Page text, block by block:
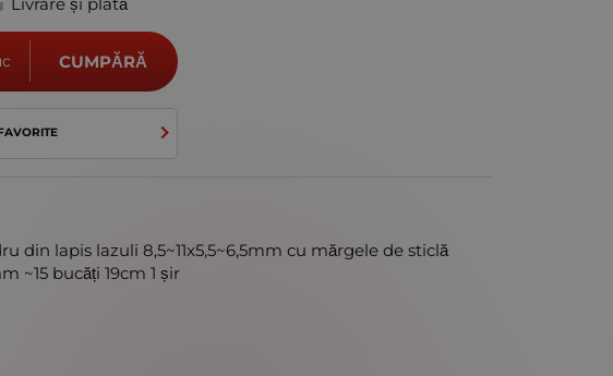
CUMPĂRĂ
din lapis lazuli 8,5~11x5,5~6,5mm cu mărgele de sticlă
~15 bucăți 19cm 1 șir